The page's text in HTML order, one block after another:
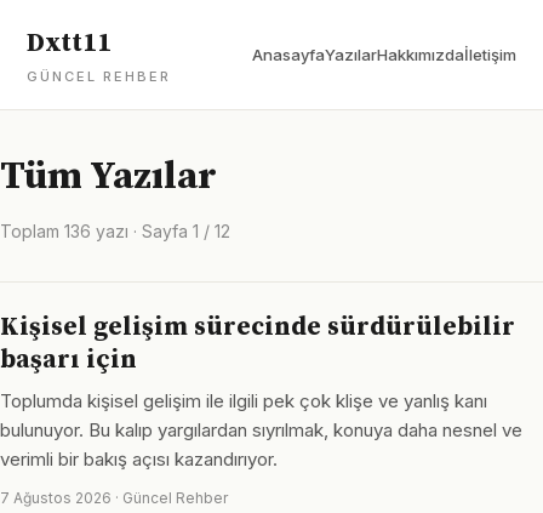
Dxtt11
GÜNCEL REHBER
AnasayfaYazılarHakkımızdaİletişim
Tüm Yazılar
Toplam 136 yazı · Sayfa 1 / 12
Kişisel gelişim sürecinde sürdürülebilir
başarı için
Toplumda kişisel gelişim ile ilgili pek çok klişe ve yanlış kanı
bulunuyor. Bu kalıp yargılardan sıyrılmak, konuya daha nesnel ve
verimli bir bakış açısı kazandırıyor.
7 Ağustos 2026 · Güncel Rehber